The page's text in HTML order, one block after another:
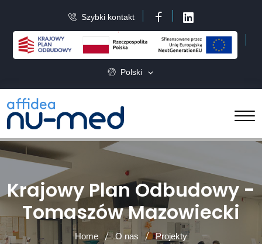
Szybki kontakt
Polski
Krajowy Plan Odbudowy -
Tomaszów Mazowiecki
Home O nas
Projekty